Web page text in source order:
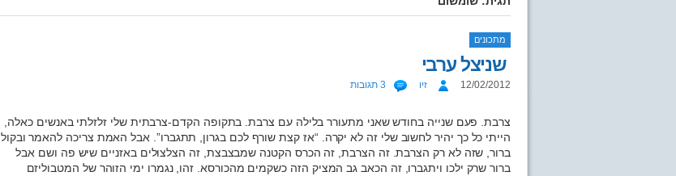
מתכונים
שניצל ערבי
12/02/2012 זיו 3 תגובות
צרבת. פעם שנייה בחודש שאני מתעורר בלילה עם צרבת. בתקופה הקדם-צרבתית שלי זלזלתי באנשים כאלה,
הייתי כל כך יהיר לחשוב שלי זה לא יקרה. “אז קצת שורף לכם בגרון, תתגברו”. אבל האמת צריכה להאמר ובקול
ברור, שזה לא רק הצרבת. זה הצרבת, זה הכרס הקטנה שמבצבצת, זה הצלצולים באזניים שיש פה ושם אבל
ברור שרק ילכו ויתגברו, זה הכאב גב המציק הזה כשקמים מהכורסא. זהו, נגמרו ימי הזוהר של המטבוליזם